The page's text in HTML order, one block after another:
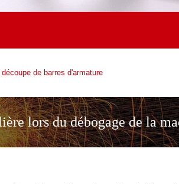
de barres d'armature
lors du débogage de la